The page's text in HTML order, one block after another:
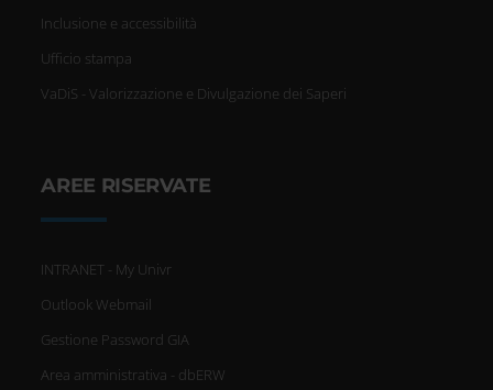
Inclusione e accessibilità
Ufficio stampa
VaDiS - Valorizzazione e Divulgazione dei Saperi
AREE RISERVATE
INTRANET - My Univr
Outlook Webmail
Gestione Password GIA
Area amministrativa - dbERW